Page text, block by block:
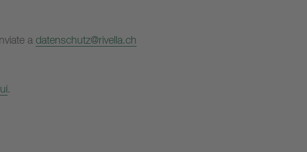
a datenschutz@rivella.ch
.